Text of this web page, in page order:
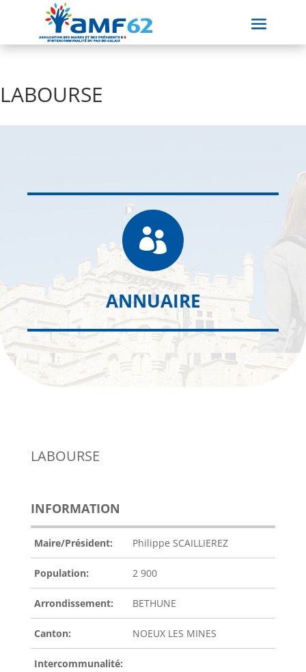
LABOURSE

ANNUAIRE
LABOURSE
INFORMATION
Maire/Président: Philippe SCAILLIEREZ
Population: 2 900
Arrondissement: BETHUNE
Canton: NOEUX LES MINES
Intercommunalité: